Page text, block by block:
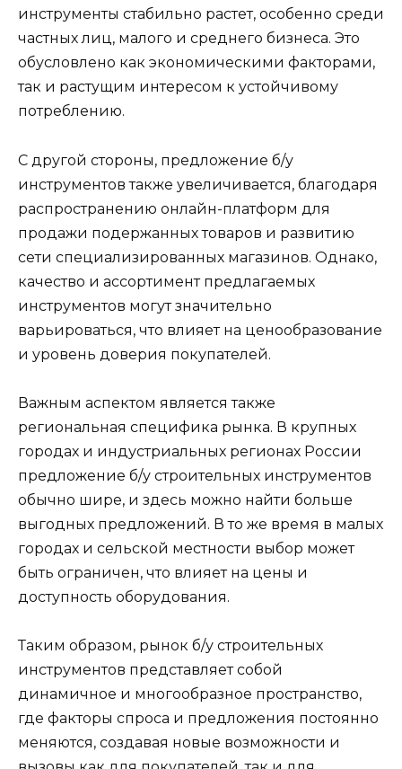
инструменты стабильно растет, особенно среди
частных лиц, малого и среднего бизнеса. Это
обусловлено как экономическими факторами,
так и растущим интересом к устойчивому
потреблению.
С другой стороны, предложение б/у
инструментов также увеличивается, благодаря
распространению онлайн-платформ для
продажи подержанных товаров и развитию
сети специализированных магазинов. Однако,
качество и ассортимент предлагаемых
инструментов могут значительно
варьироваться, что влияет на ценообразование
и уровень доверия покупателей.
Важным аспектом является также
региональная специфика рынка. В крупных
городах и индустриальных регионах России
предложение б/у строительных инструментов
обычно шире, и здесь можно найти больше
выгодных предложений. В то же время в малых
городах и сельской местности выбор может
быть ограничен, что влияет на цены и
доступность оборудования.
Таким образом, рынок б/у строительных
инструментов представляет собой
динамичное и многообразное пространство,
где факторы спроса и предложения постоянно
меняются, создавая новые возможности и